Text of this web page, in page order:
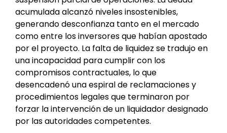
acumulada alcanzó niveles insostenibles,
generando desconfianza tanto en el mercado
como entre los inversores que habían apostado
por el proyecto. La falta de liquidez se tradujo en
una incapacidad para cumplir con los
compromisos contractuales, lo que
desencadenó una espiral de reclamaciones y
procedimientos legales que terminaron por
forzar la intervención de un liquidador designado
por las autoridades competentes.